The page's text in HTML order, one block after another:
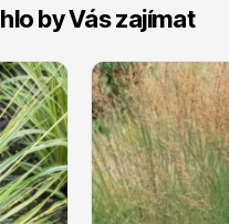
by Vás zajímat